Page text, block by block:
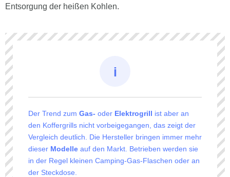
Entsorgung der heißen Kohlen.
Der Trend zum Gas- oder Elektrogrill ist aber an
den Koffergrills nicht vorbeigegangen, das zeigt der
Vergleich deutlich. Die Hersteller bringen immer mehr
dieser Modelle auf den Markt. Betrieben werden sie
in der Regel kleinen Camping-Gas-Flaschen oder an
der Steckdose.